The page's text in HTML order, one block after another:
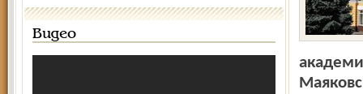
Видео